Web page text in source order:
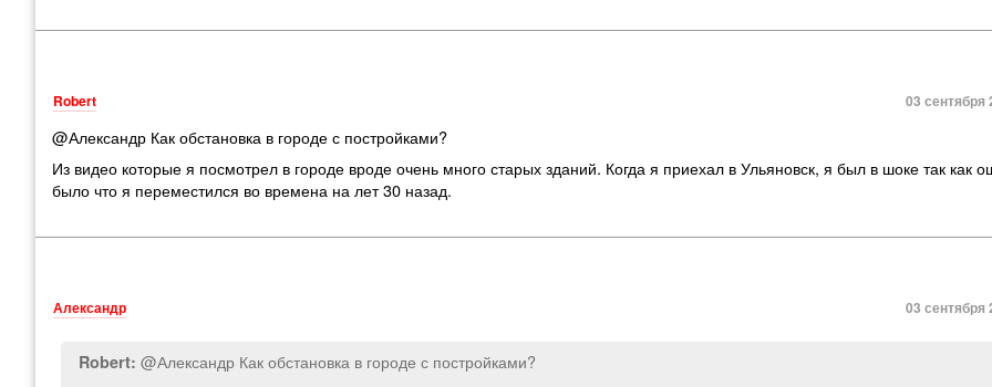
Robert 03 сентября
@Александр Как обстановка в городе с постройками?
Из видео которые я посмотрел в городе вроде очень много старых зданий. Когда я приехал в Ульяновск, я был в шоке так как
было что я переместился во времена на лет 30 назад.
Александр 03 сентября
Robert: @Александр Как обстановка в городе с постройками?